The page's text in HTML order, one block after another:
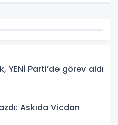
YENİ Parti’de görev aldı
Askıda Vicdan